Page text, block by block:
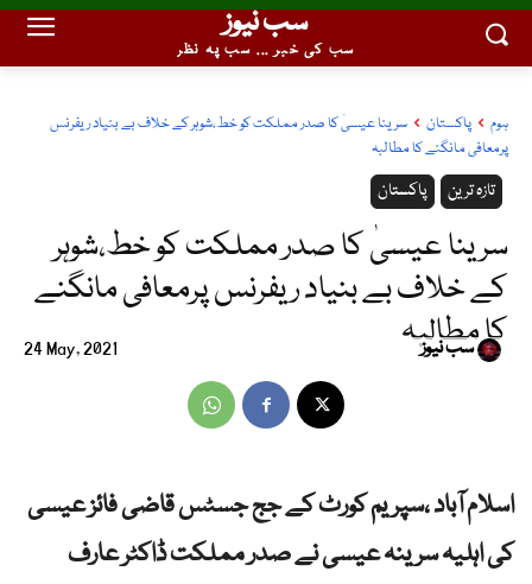
سب نیوز
سب کی خبر ... سب پہ نظر
ہوم پاکستان
سرینا عیسیٰ کا صدر مملکت کو خط،شوہر کے خلاف بے بنیاد ریفرنس
پرمعافی مانگنے کا مطالبہ
پاکستان تازہ ترین
سرینا عیسیٰ کا صدر مملکت کو خط،شوہر
کے خلاف بے بنیاد ریفرنس پرمعافی مانگنے
کا مطالبہ
24 May, 2021 سب نیوز
اسلام آباد ،سپریم کورٹ کے جج جسٹس قاضی فائز عیسی
کی اہلیہ سرینہ عیسی نے صدر مملکت ڈاکٹر عارف